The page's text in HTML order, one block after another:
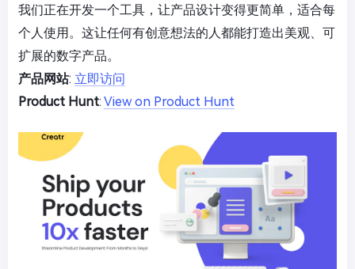
我们正在开发一个工具，让产品设计变得更简单，适合每
个人使用。这让任何有创意想法的人都能打造出美观、可
扩展的数字产品。
产品网站: 立即访问
Product Hunt: View on Product Hunt